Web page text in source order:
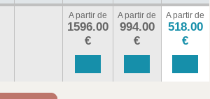
A partir de
1596.00
€
A partir de
994.00
€
A partir de
518.00
€